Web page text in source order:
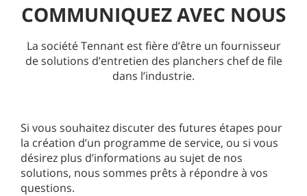
COMMUNIQUEZ AVEC NOUS
La société Tennant est fière d’être un fournisseur
de solutions d’entretien des planchers chef de file
dans l’industrie.
Si vous souhaitez discuter des futures étapes pour
la création d’un programme de service, ou si vous
désirez plus d’informations au sujet de nos
solutions, nous sommes prêts à répondre à vos
questions.